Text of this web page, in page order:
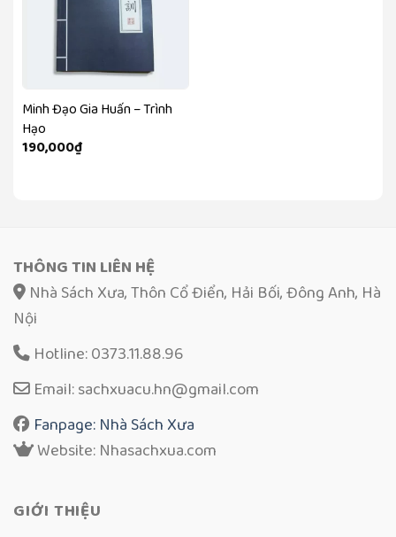
Minh Đạo Gia Huấn – Trình
Hạo
190,000₫
THÔNG TIN LIÊN HỆ
Nhà Sách Xưa, Thôn Cổ Điển, Hải Bối, Đông Anh, Hà
Nội
Hotline: 0373.11.88.96
Email: sachxuacu.hn@gmail.com
Fanpage: Nhà Sách Xưa
Website: Nhasachxua.com
GIỚI THIỆU